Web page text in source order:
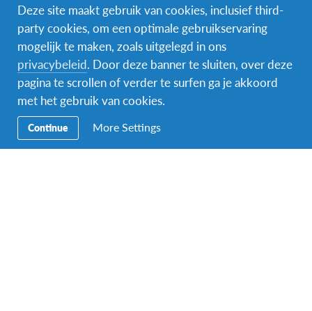
Naam van de voogd/ouder *
Voornaam
Deze site maakt gebruik van cookies, inclusief third-
party cookies, om een optimale gebruikservaring
mogelijk te maken, zoals uitgelegd in ons
privacybeleid. Door deze banner te sluiten, over deze
pagina te scrollen of verder te surfen ga je akkoord
met het gebruik van cookies.
Continue More Settings